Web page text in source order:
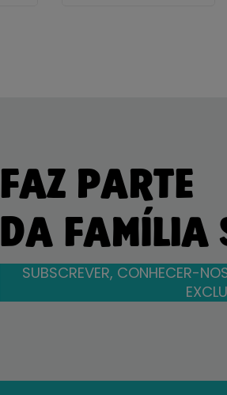
FAZ PARTE
DA FAMÍLIA
SUBSCREVER, CONHECER-